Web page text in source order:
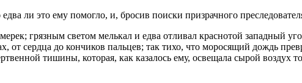
ли это ему помогло, и, бросив поиски призрачного
грязным светом мелькал и едва отливал краснотой западный
от сердца до кончиков пальцев; так тихо, что моросящий дождь
тишины, которая, как казалось ему, освещала сырой